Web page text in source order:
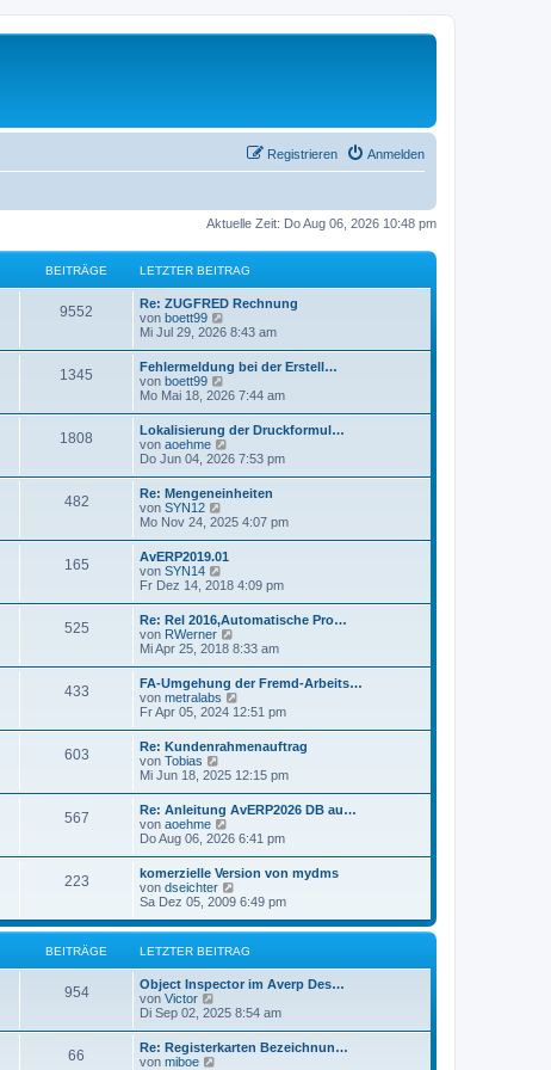
Anmelden
Registrieren
Aktuelle Zeit: Do Aug 06, 2026 10:48 pm
BEITRÄGE LETZTER BEITRAG
9552
Re: ZUGFRED Rechnung
von boett99
e
s
t
e
r
B
e
i
t
r
a
g
Mi Jul 29, 2026 8:43 am
1345
Fehlermeldung bei der Erstell…
von boett99
e
s
t
e
r
B
i
t
r
a
g
Mo Mai 18, 2026 7:44 am
1808
Lokalisierung der Druckformul…
von aoehme
e
e
s
t
e
r
B
i
t
r
a
g
Do Jun 04, 2026 7:53 pm
482
Re: Mengeneinheiten
von SYN12
e
e
s
t
e
r
B
e
i
t
r
a
g
Mo Nov 24, 2025 4:07 pm
165
AvERP2019.01
von SYN14
e
e
s
t
e
r
B
e
i
t
r
a
g
Fr Dez 14, 2018 4:09 pm
525
Re: Rel 2016,Automatische Pro…
von RWerner
e
e
s
t
e
r
B
i
t
r
a
g
Mi Apr 25, 2018 8:33 am
433
FA-Umgehung der Fremd-Arbeits…
von metralabs
e
s
t
e
r
B
i
t
r
a
g
Fr Apr 05, 2024 12:51 pm
603
Re: Kundenrahmenauftrag
von Tobias
e
s
t
e
r
B
e
i
t
r
a
g
Mi Jun 18, 2025 12:15 pm
567
Re: Anleitung AvERP2026 DB au…
von aoehme
e
s
t
e
r
B
e
i
t
a
Do Aug 06, 2026 6:41 pm
223
komerzielle Version von mydms
von dseichter
e
e
t
e
r
e
i
t
Sa Dez 05, 2009 6:49 pm
BEITRÄGE LETZTER BEITRAG
954
Object Inspector im Averp Des…
von Victor
e
e
s
Di Sep 02, 2025 8:54 am
66
Re: Registerkarten Bezeichnun…
von miboe